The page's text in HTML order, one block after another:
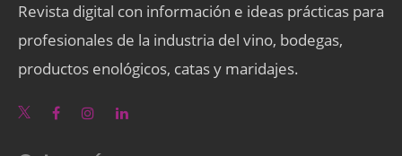
Revista digital con información e ideas prácticas para
profesionales de la industria del vino, bodegas,
productos enológicos, catas y maridajes.